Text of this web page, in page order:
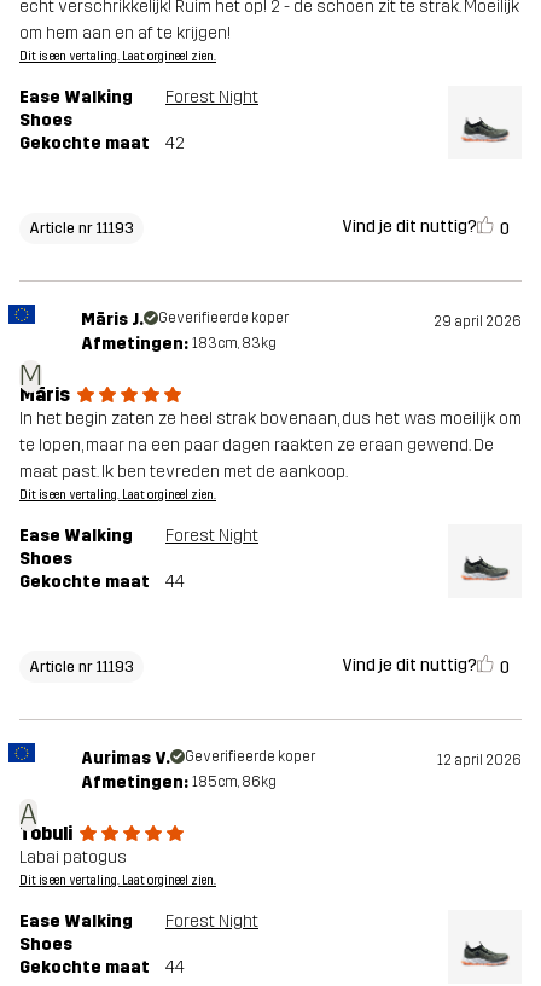
echt verschrikkelijk! Ruim het op! 2 - de schoen zit te strak. Moeilijk
om hem aan en af te krijgen!
Dit is een vertaling. Laat orgineel zien.
Ease Walking
Shoes
Forest Night
Gekochte maat 42
Article nr 11193 Vind je dit nuttig? 0
M
Māris J. Geverifieerde koper 29 april 2026
Afmetingen: 183cm, 83kg
Māris
In het begin zaten ze heel strak bovenaan, dus het was moeilijk om
te lopen, maar na een paar dagen raakten ze eraan gewend. De
maat past. Ik ben tevreden met de aankoop.
Dit is een vertaling. Laat orgineel zien.
Ease Walking
Shoes
Forest Night
Gekochte maat 44
Article nr 11193 Vind je dit nuttig? 0
A
Aurimas V. Geverifieerde koper 12 april 2026
Afmetingen: 185cm, 86kg
Tobuli
Labai patogus
Dit is een vertaling. Laat orgineel zien.
Ease Walking
Shoes
Forest Night
Gekochte maat 44